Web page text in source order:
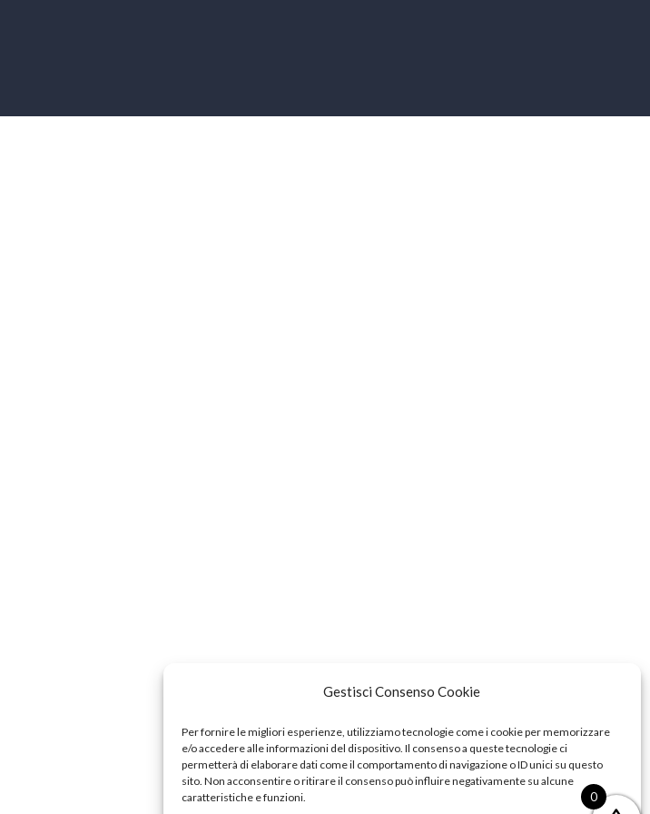
Gestisci Consenso Cookie
Per fornire le migliori esperienze, utilizziamo tecnologie come i cookie per memorizzare
e/o accedere alle informazioni del dispositivo. Il consenso a queste tecnologie ci
permetterà di elaborare dati come il comportamento di navigazione o ID unici su questo
sito. Non acconsentire o ritirare il consenso può influire negativamente su alcune
caratteristiche e funzioni.
0